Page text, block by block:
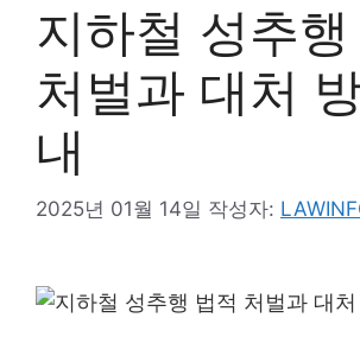
지하철 성추행
처벌과 대처
내
2025년 01월 14일 작성자: